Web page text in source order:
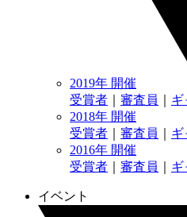
2019年 開催
受賞者
審査員
ギ
2018年 開催
受賞者
審査員
ギ
2016年 開催
受賞者
審査員 ギ
イベント